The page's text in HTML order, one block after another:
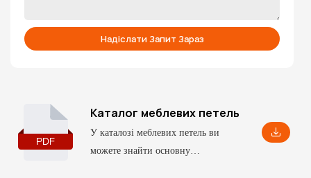
Надіслати Запит Зараз
Каталог меблевих петель
У каталозі меблевих петель ви
можете знайти основну